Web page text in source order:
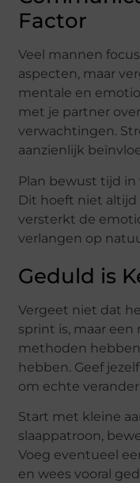
Factor
Veel mannen
aspecten, maar
mentale en
met je partner
verwachtingen.
aanzienlijk
Plan bewust tijd
Dit hoeft niet altijd
versterkt de
verlangen op
Geduld is
Vergeet niet dat
sprint is, maar
methoden
hebben. Geef
om echte
Start met kleine
slaappatroon,
Voeg eventueel
en wees vooral